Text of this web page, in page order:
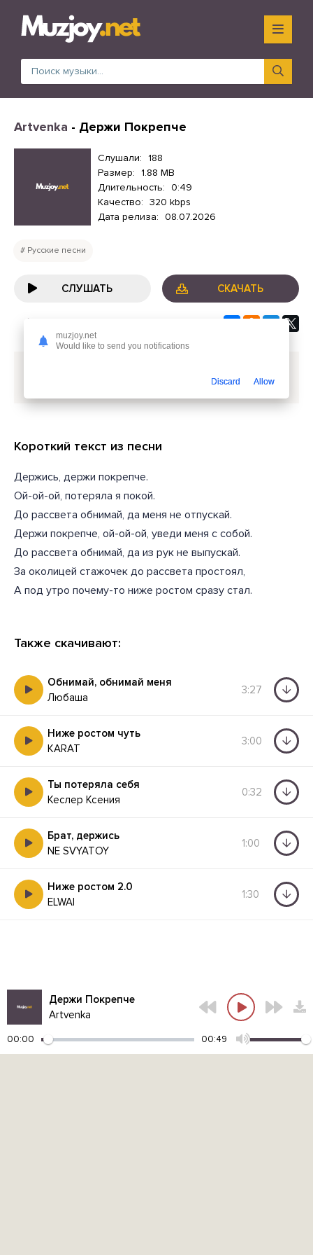
Artvenka - Держи Покрепче
Слушали: 188
Размер: 1.88 MB
Длительность: 0:49
Качество: 320 kbps
Дата релиза: 08.07.2026
Русские песни
СЛУШАТЬ СКАЧАТЬ
Короткий текст из песни
Держись, держи покрепче.
Ой-ой-ой, потеряла я покой.
До рассвета обнимай, да меня не отпускай.
Держи покрепче, ой-ой-ой, уведи меня с собой.
До рассвета обнимай, да из рук не выпускай.
За околицей стажочек до рассвета простоял,
А под утро почему-то ниже ростом сразу стал.
Также скачивают:
Обнимай, обнимай меня
Любаша
3:27
Ниже ростом чуть
KARAT
3:00
Ты потеряла себя
Кеслер Ксения
0:32
Брат, держись
NE SVYATOY
1:00
Ниже ростом 2.0
ELWAI
1:30
Держи Покрепче
Artvenka
00:00 00:49
muzjoy.net
Would like to send you notifications
Discard Allow